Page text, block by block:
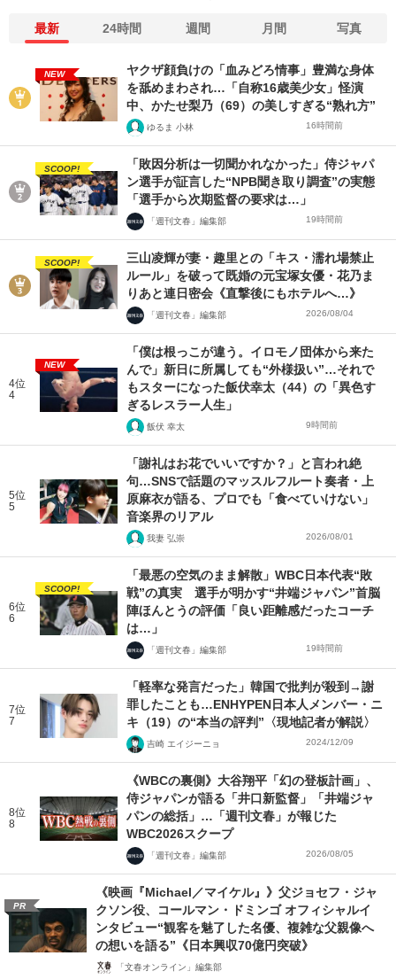
最新 24時間 週間 月間 写真
NEW
ヤクザ顔負けの「血みどろ情事」豊満な身体
を舐めまわされ…「自称16歳美少女」怪演
中、かたせ梨乃（69）の美しすぎる“熟れ方”
ゆるま 小林 16時間前
SCOOP!
「敗因分析は一切聞かれなかった」侍ジャパ
ン選手が証言した“NPB聞き取り調査”の実態
「選手から次期監督の要求は…」
「週刊文春」編集部 19時間前
SCOOP!
三山凌輝が妻・趣里との「キス・濡れ場禁止
ルール」を破って既婚の元宝塚女優・花乃ま
りあと連日密会《直撃後にもホテルへ…》
「週刊文春」編集部 2026/08/04
4位
4
NEW
「僕は根っこが違う。イロモノ団体から来た
んで」新日に所属しても“外様扱い”…それで
もスターになった飯伏幸太（44）の「異色す
ぎるレスラー人生」
飯伏 幸太 9時間前
5位
5
「謝礼はお花でいいですか？」と言われ絶
句…SNSで話題のマッスルフルート奏者・上
原麻衣が語る、プロでも「食べていけない」
音楽界のリアル
我妻 弘崇 2026/08/01
6位
6
SCOOP!
「最悪の空気のまま解散」WBC日本代表“敗
戦”の真実 選手が明かす“井端ジャパン”首脳
陣ほんとうの評価「良い距離感だったコーチ
は…」
「週刊文春」編集部 19時間前
7位
7
「軽率な発言だった」韓国で批判が殺到→謝
罪したことも…ENHYPEN日本人メンバー・ニ
キ（19）の“本当の評判”〈現地記者が解説〉
吉崎 エイジーニョ 2024/12/09
8位
8
《WBCの裏側》大谷翔平「幻の登板計画」、
侍ジャパンが語る「井口新監督」「井端ジャ
パンの総括」…「週刊文春」が報じた
WBC2026スクープ
「週刊文春」編集部 2026/08/05
PR
《映画『Michael／マイケル』》父ジョセフ・ジャ
クソン役、コールマン・ドミンゴ オフィシャルイ
ンタビュー“観客を魅了した名優、複雑な父親像へ
の想いを語る”《日本興収70億円突破》
「文春オンライン」編集部